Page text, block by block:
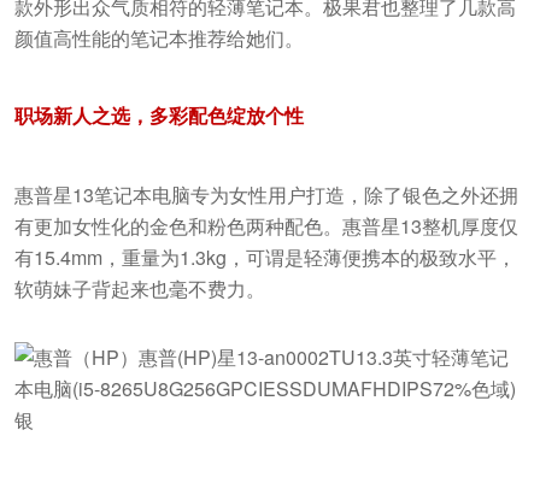
款外形出众气质相符的轻薄笔记本。极果君也整理了几款高
颜值高性能的笔记本推荐给她们。
职场新人之选，多彩配色绽放个性
惠普星13笔记本电脑专为女性用户打造，除了银色之外还拥
有更加女性化的金色和粉色两种配色。惠普星13整机厚度仅
有15.4mm，重量为1.3kg，可谓是轻薄便携本的极致水平，
软萌妹子背起来也毫不费力。